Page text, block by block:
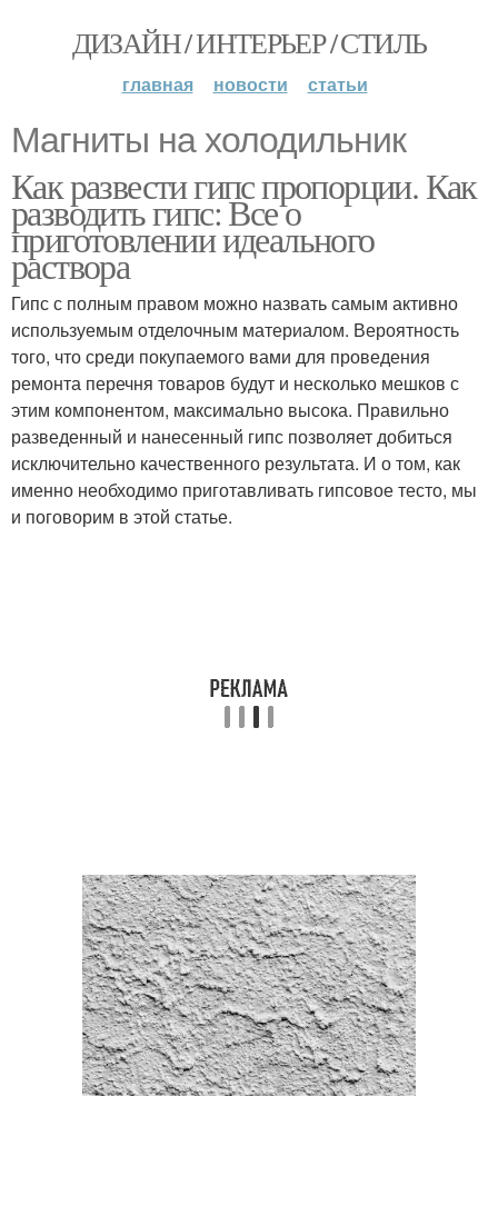
ДИЗАЙН / ИНТЕРЬЕР / СТИЛЬ
главная новости статьи
Магниты на холодильник
Как развести гипс пропорции. Как
разводить гипс: Все о
приготовлении идеального
раствора
Гипс с полным правом можно назвать самым активно
используемым отделочным материалом. Вероятность
того, что среди покупаемого вами для проведения
ремонта перечня товаров будут и несколько мешков с
этим компонентом, максимально высока. Правильно
разведенный и нанесенный гипс позволяет добиться
исключительно качественного результата. И о том, как
именно необходимо приготавливать гипсовое тесто, мы
и поговорим в этой статье.